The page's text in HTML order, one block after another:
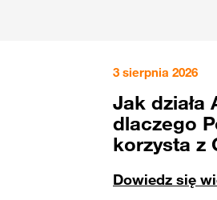
3 sierpnia 2026
Jak działa
dlaczego
korzysta z
Dowiedz się